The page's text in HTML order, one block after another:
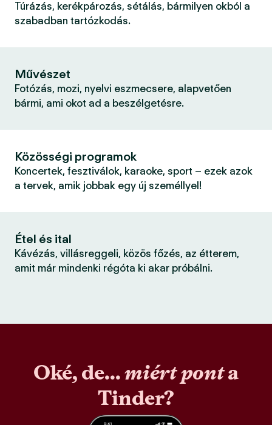
Túrázás, kerékpározás, sétálás, bármilyen okból a
szabadban tartózkodás.
Művészet
Fotózás, mozi, nyelvi eszmecsere, alapvetően
bármi, ami okot ad a beszélgetésre.
Közösségi programok
Koncertek, fesztiválok, karaoke, sport – ezek azok
a tervek, amik jobbak egy új személlyel!
Étel és ital
Kávézás, villásreggeli, közös főzés, az étterem,
amit már mindenki régóta ki akar próbálni.
Oké, de...miért ponta
Tinder?